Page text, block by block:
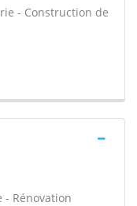
- Construction de
Rénovation